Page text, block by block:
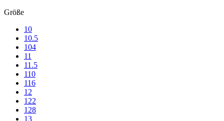
Größe
10
10.5
104
11
11.5
110
116
12
122
128
13